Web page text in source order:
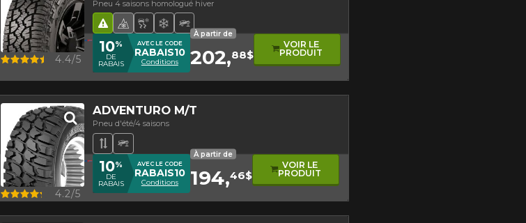
Pneu 4 saisons homologué hiver
Pneu neige et glace
Pneu 4 saisons homologué hiver
Hasard routierSupérieur sur neige
Pneu Hors-Route
Aperçu 4.4/5
10%
DE
RABAIS
AVEC LE CODE
RABAIS10
Conditions
À partir de
202,88$
VOIR LE
PRODUIT
ADVENTURO M/T
Pneu d'été/4 saisons
Bande de roulement asymétrique
Pneu Hors-Route
Aperçu 4.2/5
10%
DE
RABAIS
AVEC LE CODE
RABAIS10
Conditions
À partir de
194,46$
VOIR LE
PRODUIT